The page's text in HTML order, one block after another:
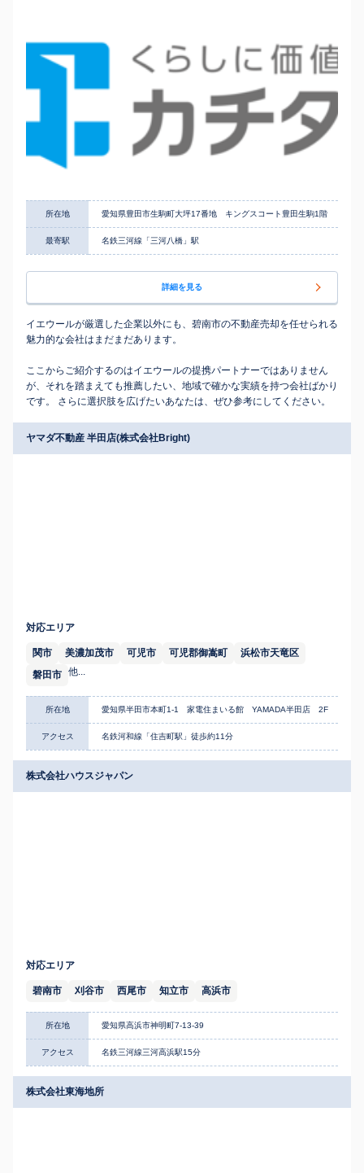
所在地 愛知県豊田市生駒町大坪17番地 キングスコート豊田生駒1階
最寄駅 名鉄三河線「三河八橋」駅
詳細を見る
イエウールが厳選した企業以外にも、碧南市の不動産売却を任せられる
魅力的な会社はまだまだあります。
ここからご紹介するのはイエウールの提携パートナーではありません
が、それを踏まえても推薦したい、地域で確かな実績を持つ会社ばかり
です。 さらに選択肢を広げたいあなたは、ぜひ参考にしてください。
ヤマダ不動産 半田店(株式会社Bright)
対応エリア
関市 美濃加茂市 可児市 可児郡御嵩町
浜松市天竜区
磐田市 他...
所在地 愛知県半田市本町1-1 家電住まいる館 YAMADA半田店 2F
アクセス 名鉄河和線「住吉町駅」徒歩約11分
株式会社ハウスジャパン
対応エリア
碧南市 刈谷市 西尾市 知立市 高浜市
所在地 愛知県高浜市神明町7-13-39
アクセス 名鉄三河線三河高浜駅15分
株式会社東海地所